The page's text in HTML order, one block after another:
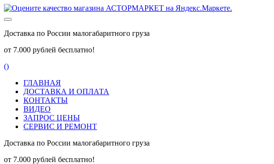
Доставка по России малогабаритного груза
от 7.000 рублей бесплатно!
()
ГЛАВНАЯ
ДОСТАВКА И ОПЛАТА
КОНТАКТЫ
ВИДЕО
ЗАПРОС ЦЕНЫ
СЕРВИС И РЕМОНТ
Доставка по России малогабаритного груза
от 7.000 рублей бесплатно!